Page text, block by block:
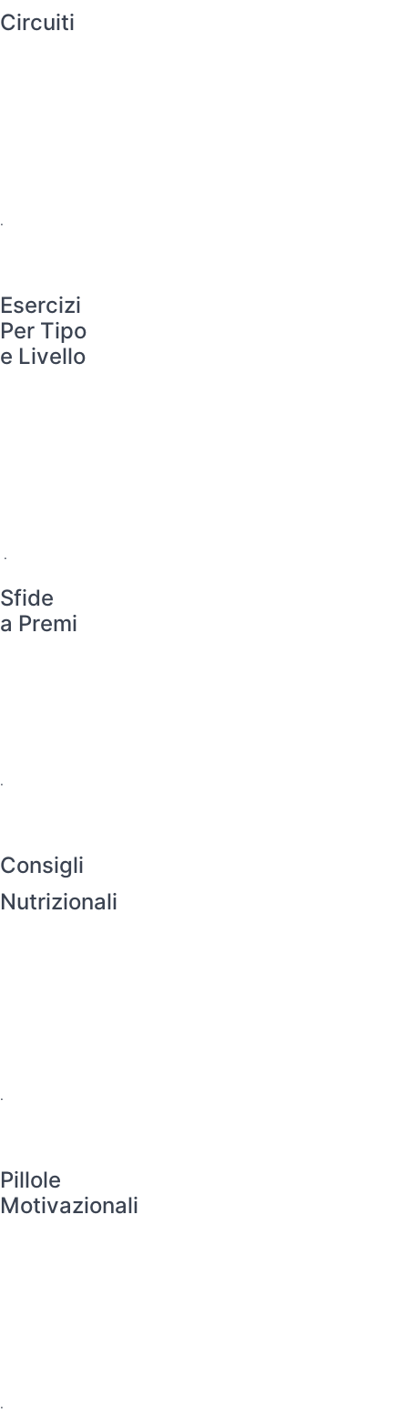
Circuiti
.
Esercizi
Per Tipo
e Livello
.
Sfide
a Premi
.
Consigli
Nutrizionali
.
Pillole
Motivazionali
.